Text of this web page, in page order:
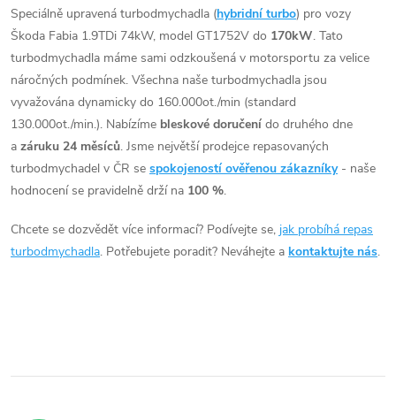
v
l
á
d
a
c
í
p
k
Speciálně upravená turbodmychadla (hybridní turbo) pro vozy
Škoda Fabia 1.9TDi 74kW, model GT1752V do 170kW. Tato
turbodmychadla máme sami odzkoušená v motorsportu za velice
náročných podmínek. Všechna naše turbodmychadla jsou
vyvažována dynamicky do 160.000ot./min (standard
130.000ot./min.). Nabízíme bleskové doručení do druhého dne
a záruku 24 měsíců. Jsme největší prodejce repasovaných
turbodmychadel v ČR se spokojeností ověřenou zákazníky - naše
hodnocení se pravidelně drží na 100 %.
Chcete se dozvědět více informací? Podívejte se, jak probíhá repas
turbodmychadla. Potřebujete poradit? Neváhejte a kontaktujte nás.